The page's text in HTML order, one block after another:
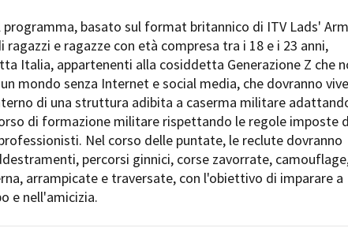
Ciak in TOur!
e gare Contatti Privacy Cookie policy Whistleblowing
basato sul format britannico di ITV Lads'
ragazzi e ragazze con età compresa tra i 18 e i 23 anni,
Italia, appartenenti alla cosiddetta Generazione Z che
mondo senza Internet e social media, che dovranno
di una struttura adibita a caserma militare
di formazione militare rispettando le regole imposte
Nel corso delle puntate, le reclute dovranno
percorsi ginnici, corse zavorrate,
arrampicate e traversate, con l'obiettivo di imparare a
e nell'amicizia.